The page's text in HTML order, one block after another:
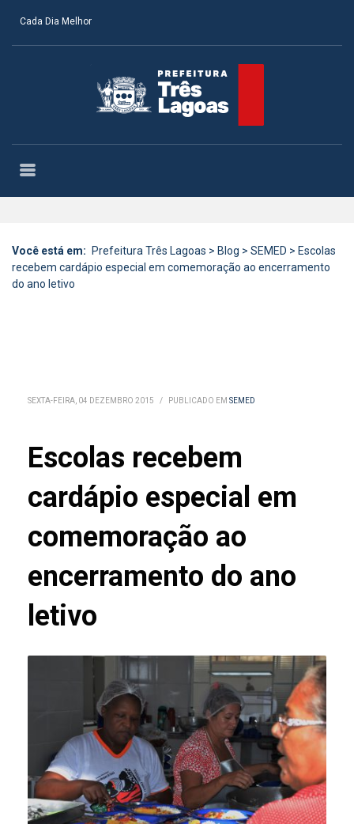
Cada Dia Melhor
Você está em: Prefeitura Três Lagoas > Blog > SEMED > Escolas
recebem cardápio especial em comemoração ao encerramento
do ano letivo
SEXTA-FEIRA, 04 DEZEMBRO 2015 / PUBLICADO EM SEMED
Escolas recebem
cardápio especial em
comemoração ao
encerramento do ano
letivo